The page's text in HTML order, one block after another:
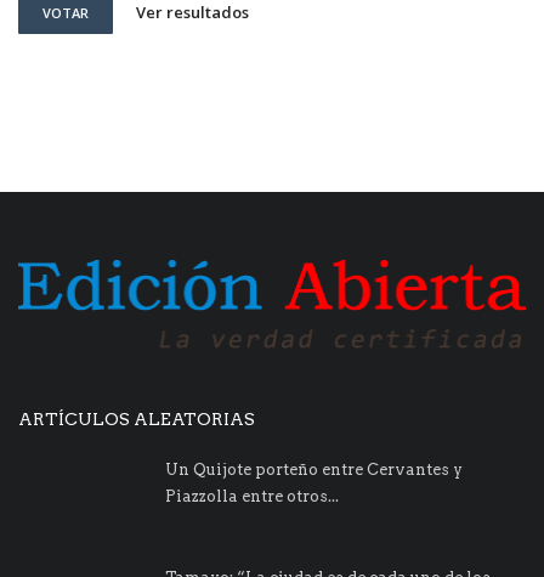
VOTAR Ver resultados
ARTÍCULOS ALEATORIAS
Un Quijote porteño entre Cervantes y
Piazzolla entre otros...